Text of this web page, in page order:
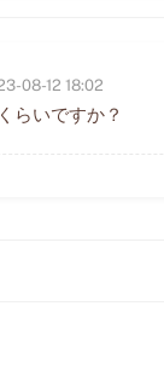
08-12 18:02
らいですか？